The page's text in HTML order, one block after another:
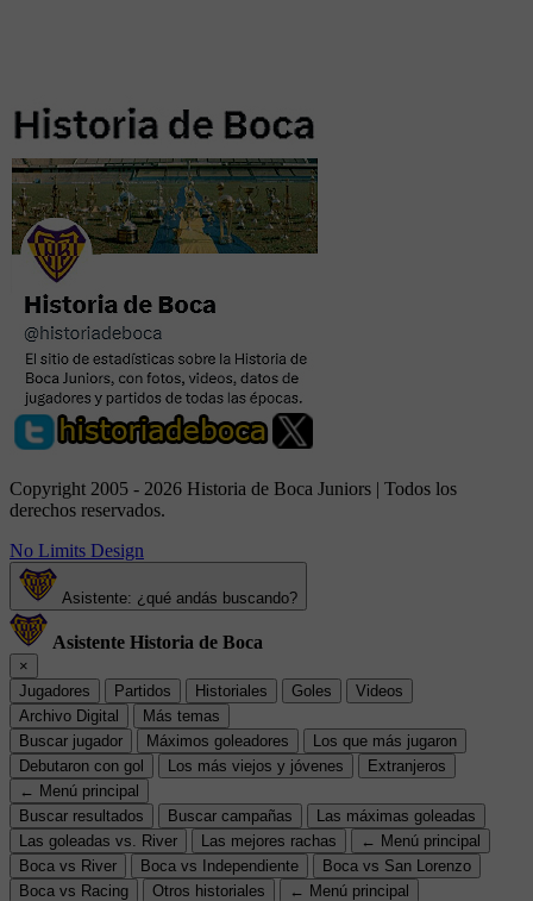
Copyright 2005 - 2026 Historia de Boca Juniors | Todos los
derechos reservados.
No Limits Design
Asistente: ¿qué andás buscando?
Asistente Historia de Boca
×
Jugadores
Partidos Historiales Goles
Videos
Archivo Digital
Más temas
Buscar jugador
Máximos goleadores
Los que más jugaron
Debutaron con gol
Los más viejos y jóvenes
Extranjeros
← Menú principal
Buscar resultados
Buscar campañas
Las máximas goleadas
Las goleadas vs. River
Las mejores rachas
← Menú principal
Boca vs River
Boca vs Independiente
Boca vs San Lorenzo
Boca vs Racing
Otros historiales ← Menú principal